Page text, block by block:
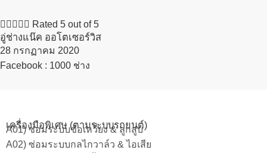
     Rated 5 out of 5
อู่ช่างแน๊ค ออโตเซอร์วิส
28 กรกฏาคม 2020​
Facebook : 1000 ช่าง
เครื่องมือพิเศษ (ตามระบบรถยนต์)
A01) ซ่อมระบบข้อเหวี่ยง & ลูกสูบ
A02) ซ่อมระบบกลไกวาล์ว & ไอเสีย